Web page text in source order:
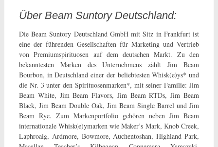
Über Beam Suntory Deutschland:
Die Beam Suntory Deutschland GmbH mit Sitz in Frankfurt ist
eine der führenden Gesellschaften für Marketing und Vertrieb
von Premiumspirituosen auf dem deutschen Markt. Zu den
bekanntesten Marken des Unternehmens zählt Jim Beam
Bourbon, in Deutschland einer der beliebtesten Whisk(e)ys* und
die Nr. 3 unter den Spirituosenmarken*, mit seiner Familie: Jim
Beam White, Jim Beam Flavors, Jim Beam RTDs, Jim Beam
Black, Jim Beam Double Oak, Jim Beam Single Barrel und Jim
Beam Rye. Zum Markenportfolio gehören neben Jim Beam
internationale Whisk(e)ymarken wie Maker’s Mark, Knob Creek,
Laphroaig, Ardmore, Bowmore, Auchentoshan, Highland Park,